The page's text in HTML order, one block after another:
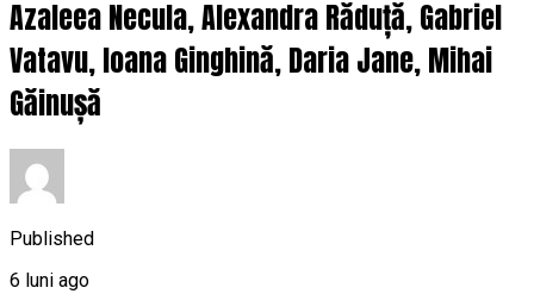
Azaleea Necula, Alexandra Răduță, Gabriel
Vatavu, Ioana Ginghină, Daria Jane, Mihai
Găinușă
Published
6 luni ago